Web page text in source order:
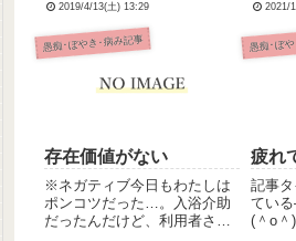
とを確認されて、口調がなん
かすごく責められてるように
感じて、ぽろっときてしまっ
のかって思われただろうな。
2019/4/13(土) 13:29
恋、
慮が頭
ぐるぐ
ーさ
2021/
愚痴･ぼやき･病み記事
存在価値がない
※ネガティブ今日もわたしは
ポンコツだった…。入浴介助
だったんだけど、利用者さん
愚痴･ぼ
疲れ
記事
てい
(＾o＾